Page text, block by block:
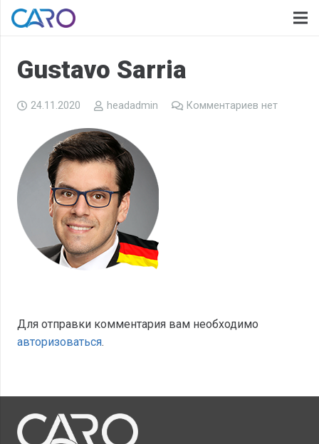
Gustavo Sarria
24.11.2020 headadmin Комментариев нет
Для отправки комментария вам необходимо
авторизоваться.